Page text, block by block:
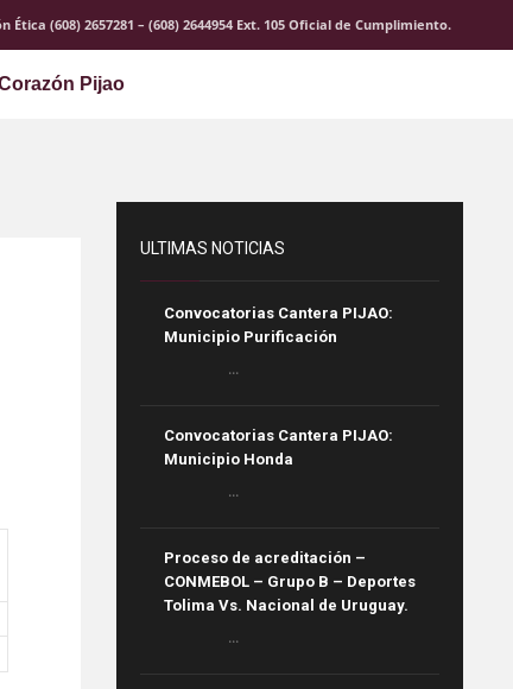
Ética (608) 2657281 – (608) 2644954 Ext. 105 Oficial de Cumplimiento.
Pijao
ULTIMAS NOTICIAS
Convocatorias Cantera PIJAO:
Municipio Purificación
...
Convocatorias Cantera PIJAO:
Municipio Honda
...
Proceso de acreditación –
CONMEBOL – Grupo B – Deportes
Tolima Vs. Nacional de Uruguay.
...